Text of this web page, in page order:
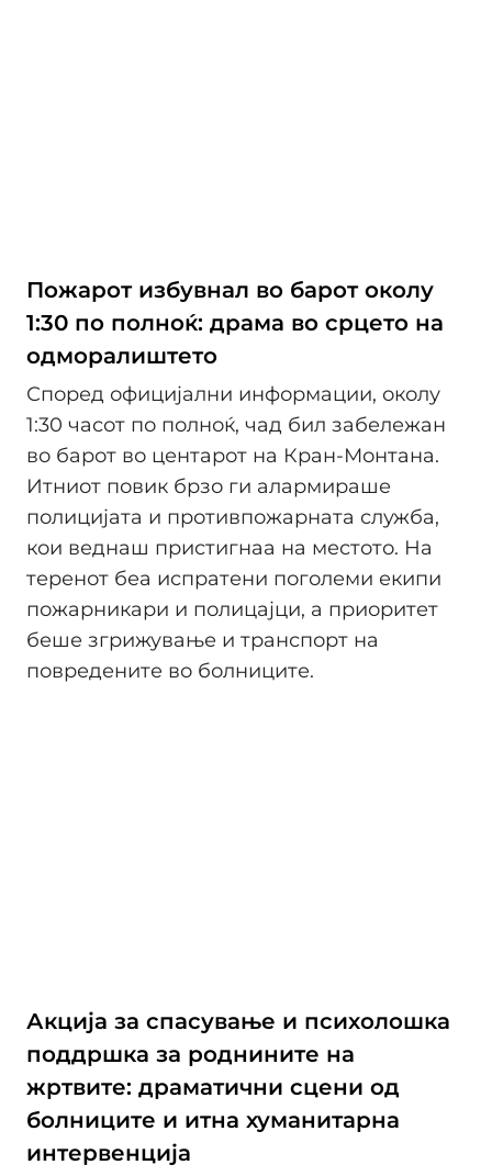
Пожарот избувнал во барот околу
1:30 по полноќ: драма во срцето на
одморалиштето
Според официјални информации, околу
1:30 часот по полноќ, чад бил забележан
во барот во центарот на Кран-Монтана.
Итниот повик брзо ги алармираше
полицијата и противпожарната служба,
кои веднаш пристигнаа на местото. На
теренот беа испратени поголеми екипи
пожарникари и полицајци, а приоритет
беше згрижување и транспорт на
повредените во болниците.
Акција за спасување и психолошка
поддршка за роднините на
жртвите: драматични сцени од
болниците и итна хуманитарна
интервенција